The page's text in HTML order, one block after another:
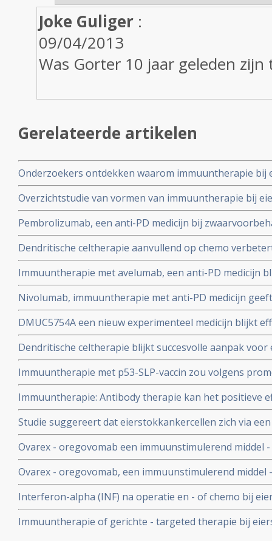
Joke Guliger :
09/04/2013
Was Gorter 10 jaar geleden
Gerelateerde artikelen
Onderzoekers ontdekken waarom immuuntherapie bij
soms niet werkt. Aangeboren immuniteit speelt
bij eierstokkanker en immuuntherapie.
Overzichtstudie van vormen van immuuntherapie bij
waaronder dendritische celtherapie, CAR-T
PD medicijnen.
Pembrolizumab, een anti-PD medicijn bij
eierstokkankerpatienten geeft toch nog bij een derde
en een betere mediane overall overleving
Dendritische celtherapie aanvullend op chemo
met 32 procent (73 vs 41 procent) bij gevorderde
Immuuntherapie met avelumab, een anti-PD medicijn
resultaten bij patienten met zwaar voorbehandelde
Nivolumab, immuuntherapie met anti-PD medicijn
zwaar voorbehandelde platinum resistente
DMUC5754A een nieuw experimenteel medicijn blijkt
een stadium van resistentie van op platinum
Dendritische celtherapie blijkt succesvolle aanpak
studie
Immuuntherapie met p53-SLP-vaccin zou volgens
veelbelovende behandeling zijn, maar eerdere fase II
therapeutisch effect is met deze aanpak
Immuuntherapie: Antibody therapie kan het positieve
blijkt uit studies met uitbehandelde
melanoompatienten. Veel patienten hebben er veel
Studie suggereert dat eierstokkankercellen zich via
collageen IV - dusdanig kunnen aanpassen dat
Ovarex - oregovomab een immuunstimulerend middel
significant langere overleving bij gevorderde
wel verdubbeling van ziektevrije tijd
Ovarex - oregovomab, een immuunstimulerend
significant langere overleving bij gevorderde
Vervolgstudies kunnen dit goede effect neit bevestigen.
Interferon-alpha (INF) na operatie en - of chemo bij
geen enkele meerwaarde aan behandeling van
van 7 jaar.
Immuuntherapie of gerichte - targeted therapie bij